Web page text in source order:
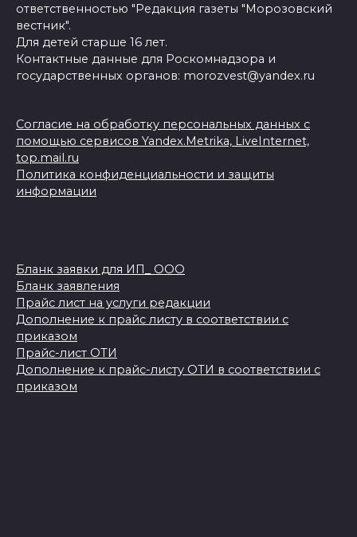
ответственностью "Редакция газеты "Морозовский
вестник".
Для детей старше 16 лет.
Контактные данные для Роскомнадзора и
государственных органов: morozvest@yandex.ru
Согласие на обработку персональных данных с
помощью сервисов Yandex.Metrika, LiveInternet,
top.mail.ru
Политика конфиденциальности и защиты
информации
Бланк заявки для ИП_ ООО
Бланк заявления
Прайс лист на услуги редакции
Дополнение к прайс листу в соответствии с
приказом
Прайс-лист ОТИ
Дополнение к прайс-листу ОТИ в соответствии с
приказом